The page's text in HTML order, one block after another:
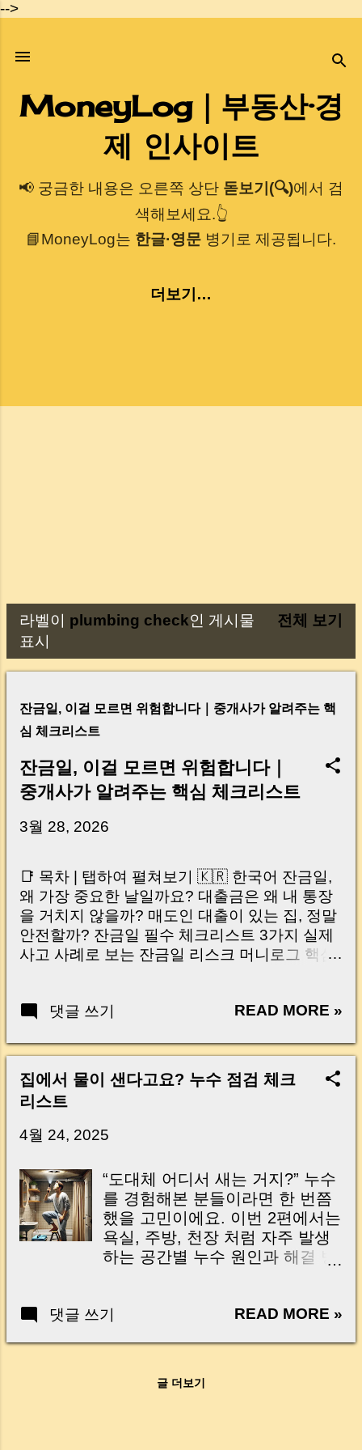
-->
기본 콘텐츠로 건너뛰기
MoneyLog｜부동산·경
제 인사이트
📢 궁금한 내용은 오른쪽 상단 돋보기(🔍)에서 검
색해보세요.👆
📘MoneyLog는 한글·영문 병기로 제공됩니다.
더보기…
글
라벨이 plumbing check인 게시물
표시
전체 보기
잔금일, 이걸 모르면 위험합니다｜중개사가 알려주는 핵
심 체크리스트
잔금일, 이걸 모르면 위험합니다｜
중개사가 알려주는 핵심 체크리스트
3월 28, 2026
📑 목차 | 탭하여 펼쳐보기 🇰🇷 한국어 잔금일,
왜 가장 중요한 날일까요? 대출금은 왜 내 통장
을 거치지 않을까? 매도인 대출이 있는 집, 정말
안전할까? 잔금일 필수 체크리스트 3가지 실제
사고 사례로 보는 잔금일 리스크 머니로그 핵심
Your Account Is It Safe If the Seller Has a
Real Risks and Mistakes to Avoid MoneyLog
Key Takeaway 혹시 이런 생각 해보신 적 있으
신가요? “잔금일… 그냥 돈 보내고 끝나는 거 아
닌가요?” 하지만 현장에서 보면 전혀 그렇지 않
습니다. 잔금일은 ‘서류 몇 장 처리하는 날’이 아
이는 가장 긴장되는 순간 입니다. 실제로 제가
중개 현장에서 겪었던 일입니다. 금요일 오후 3
시, 이체 한도에 막혀 송금이 멈췄고 그 자리에
서 계약이 무산될 뻔한 아찔한 상황이 있었습니
다. 또 어떤 분은 이렇게 말씀하십니다. “내 대출
인데 왜 내 통장으로 안 들어오죠?” “매도인이 대
사실은 ‘구조’를 몰라서 생기는 걱정입니다. 그래
서 오늘은 잔금일에 실제로 돈이 어떻게 움직이
는지, 왜 사고가 나는지, 그리고 무엇을 꼭 준비
드리겠습니다. 이 글 하나만 제대로 이해하시면,
댓글 쓰기 READ MORE »
집에서 물이 샌다고요? 누수 점검 체크
리스트
4월 24, 2025
“도대체 어디서 새는 거지?” 누수
를 경험해본 분들이라면 한 번쯤
했을 고민이에요. 이번 2편에서는
욕실, 주방, 천장 처럼 자주 발생
하는 공간별 누수 원인과 해결 방
can be frustrating. In Part 2 of
—plus how to fix them. 장마철이
댓글 쓰기 READ MORE »
글 더보기